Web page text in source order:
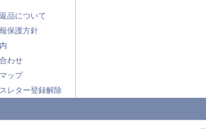
品について
保護方針
わせ
ップ
レター登録解除